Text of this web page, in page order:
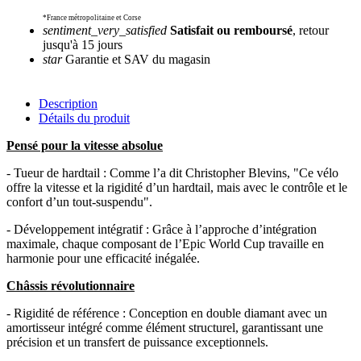
*France métropolitaine et Corse
sentiment_very_satisfied Satisfait ou remboursé, retour
jusqu'à 15 jours
starGarantie et SAV du magasin
Description
Détails du produit
Pensé pour la vitesse absolue
- Tueur de hardtail : Comme l’a dit Christopher Blevins, "Ce vélo
offre la vitesse et la rigidité d’un hardtail, mais avec le contrôle et le
confort d’un tout-suspendu".
- Développement intégratif : Grâce à l’approche d’intégration
maximale, chaque composant de l’Epic World Cup travaille en
harmonie pour une efficacité inégalée.
Châssis révolutionnaire
- Rigidité de référence : Conception en double diamant avec un
amortisseur intégré comme élément structurel, garantissant une
précision et un transfert de puissance exceptionnels.